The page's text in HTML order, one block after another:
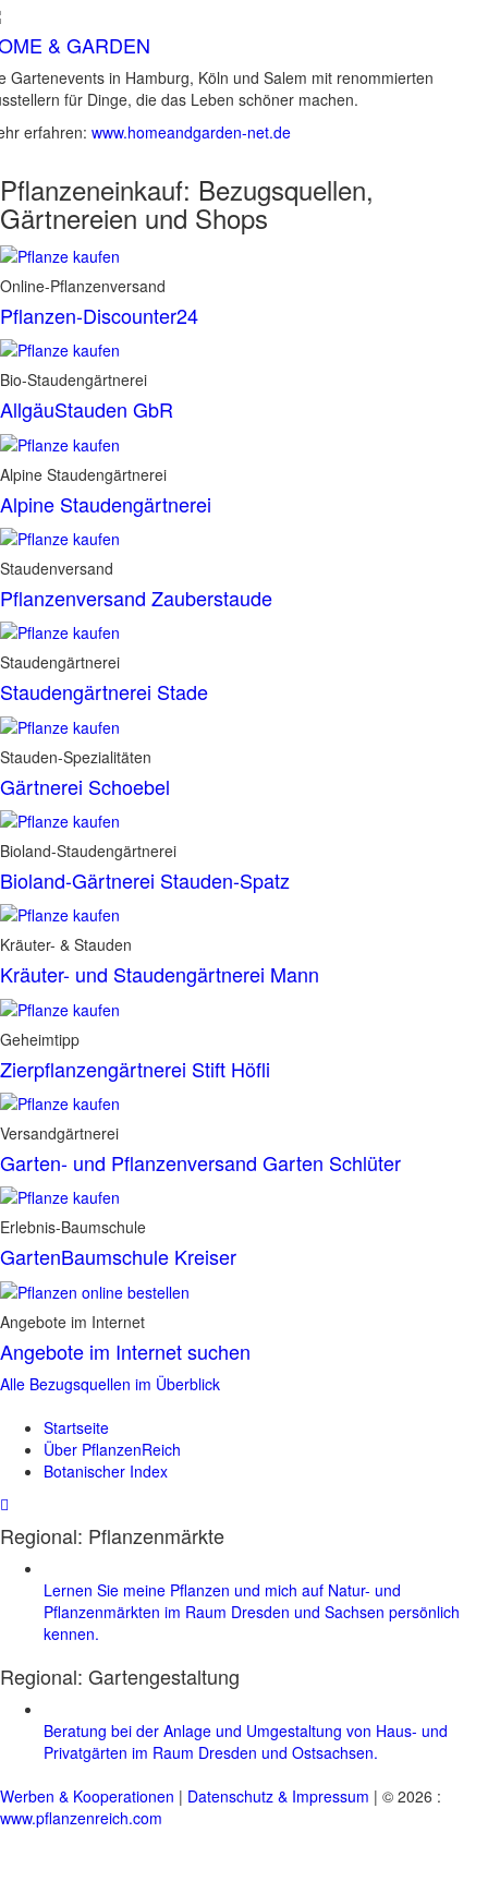
& GARDEN
Gartenevents in Hamburg, Köln und Salem mit renommierten
für Dinge, die das Leben schöner machen.
erfahren: www.homeandgarden-net.de
Pflanzeneinkauf: Bezugsquellen,
Gärtnereien und Shops
Online-Pflanzenversand
Pflanzen-Discounter24
Bio-Staudengärtnerei
AllgäuStauden GbR
Alpine Staudengärtnerei
Alpine Staudengärtnerei
Staudenversand
Pflanzenversand Zauberstaude
Staudengärtnerei
Staudengärtnerei Stade
Stauden-Spezialitäten
Gärtnerei Schoebel
Bioland-Staudengärtnerei
Bioland-Gärtnerei Stauden-Spatz
Kräuter- & Stauden
Kräuter- und Staudengärtnerei Mann
Geheimtipp
Zierpflanzengärtnerei Stift Höfli
Versandgärtnerei
Garten- und Pflanzenversand Garten Schlüter
Erlebnis-Baumschule
GartenBaumschule Kreiser
Angebote im Internet
Angebote im Internet suchen
Alle Bezugsquellen im Überblick
Startseite
Über PflanzenReich
Botanischer Index
Regional: Pflanzenmärkte
Lernen Sie meine Pflanzen und mich auf Natur- und
Pflanzenmärkten im Raum Dresden und Sachsen persönlich
kennen.
Regional: Gartengestaltung
Beratung bei der Anlage und Umgestaltung von Haus- und
Privatgärten im Raum Dresden und Ostsachsen.
Werben & Kooperationen | Datenschutz & Impressum | © 2026 :
www.pflanzenreich.com